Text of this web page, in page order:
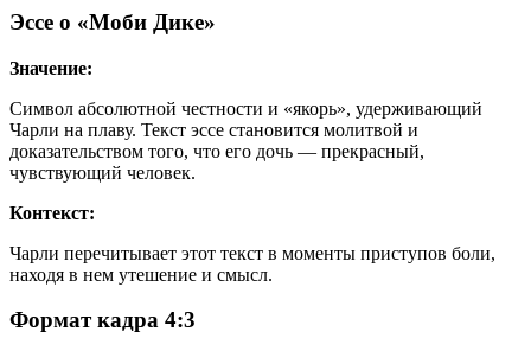
Эссе о «Моби Дике»
Значение:
Символ абсолютной честности и «якорь», удерживающий
Чарли на плаву. Текст эссе становится молитвой и
доказательством того, что его дочь — прекрасный,
чувствующий человек.
Контекст:
Чарли перечитывает этот текст в моменты приступов боли,
находя в нем утешение и смысл.
Формат кадра 4:3